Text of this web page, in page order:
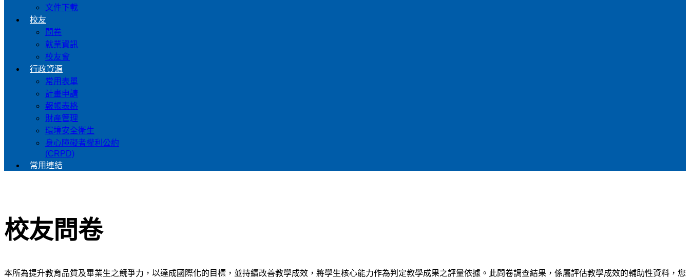
文件下載
校友
問卷
就業資訊
校友會
行政資源
常用表單
計畫申請
報帳表格
財產管理
環境安全衛生
身心障礙者權利公約
(CRPD)
常用連結
校友問卷
本所為提升教育品質及畢業生之競爭力，以達成國際化的目標，並持續改善教學成效，將學生核心能力作為判定教學成果之評量依據。此問卷調查結果，係屬評估教學成效的輔助性資料，您